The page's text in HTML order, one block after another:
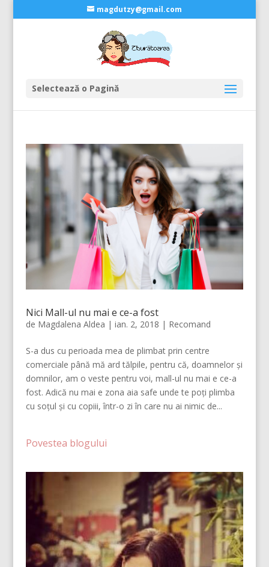
magdutzy@gmail.com
Selectează o Pagină
Nici Mall-ul nu mai e ce-a fost
de Magdalena Aldea | ian. 2, 2018 | Recomand
S-a dus cu perioada mea de plimbat prin centre
comerciale până mă ard tălpile, pentru că, doamnelor și
domnilor, am o veste pentru voi, mall-ul nu mai e ce-a
fost. Adică nu mai e zona aia safe unde te poți plimba
cu soțul și cu copiii, într-o zi în care nu ai nimic de...
Povestea blogului